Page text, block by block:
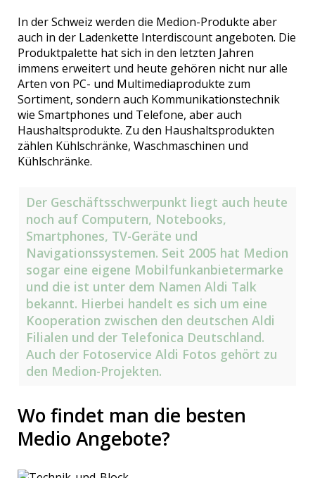
In der Schweiz werden die Medion-Produkte aber
auch in der Ladenkette Interdiscount angeboten. Die
Produktpalette hat sich in den letzten Jahren
immens erweitert und heute gehören nicht nur alle
Arten von PC- und Multimediaprodukte zum
Sortiment, sondern auch Kommunikationstechnik
wie Smartphones und Telefone, aber auch
Haushaltsprodukte. Zu den Haushaltsprodukten
zählen Kühlschränke, Waschmaschinen und
Kühlschränke.
Der Geschäftsschwerpunkt liegt auch heute
noch auf Computern, Notebooks,
Smartphones, TV-Geräte und
Navigationssystemen. Seit 2005 hat Medion
sogar eine eigene Mobilfunkanbietermarke
und die ist unter dem Namen Aldi Talk
bekannt. Hierbei handelt es sich um eine
Kooperation zwischen den deutschen Aldi
Filialen und der Telefonica Deutschland.
Auch der Fotoservice Aldi Fotos gehört zu
den Medion-Projekten.
Wo findet man die besten
Medio Angebote?